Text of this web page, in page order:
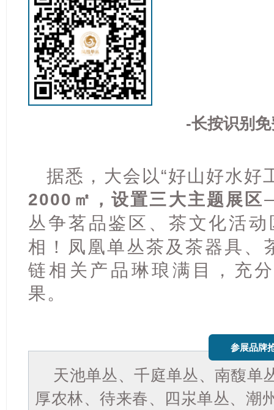
-长按识别
据悉，大会以“好山好水好
2000㎡，设置三大主题展区
丛争茗品鉴区、茶文化活动
相！凤凰单丛茶及茶器具、
链相关产品琳琅满目，充
果。
参展品牌
天池单丛、千庭单丛、南馥单
厚农林、待来春、四汖单丛、潮